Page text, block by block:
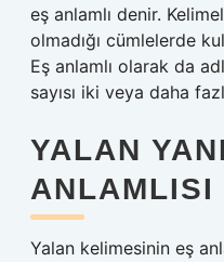
eş anlamlı denir.
olmadığı cümlelerde
Eş anlamlı olarak da
sayısı iki veya daha
YALAN
ANLAMLISI
Yalan kelimesinin eş